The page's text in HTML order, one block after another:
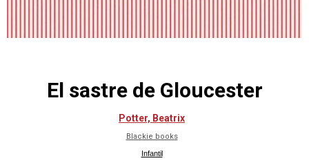
El sastre de Gloucester
Potter, Beatrix
Blackie books
Infantil